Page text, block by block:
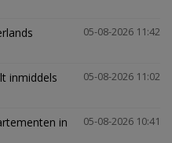
05-08-2026 11:42
05-08-2026 11:02
inmiddels
05-08-2026 10:41
in